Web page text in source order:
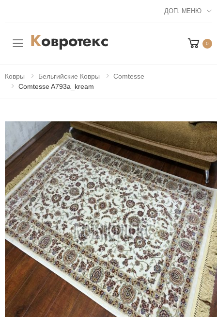
ДОП. МЕНЮ
Мобильное меню 0
Ковры Бельгийские Ковры
Comtesse
Comtesse A793a_kream